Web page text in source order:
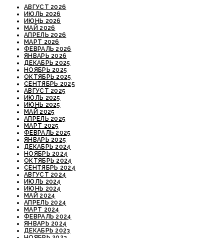
АВГУСТ 2026
ИЮЛЬ 2026
ИЮНЬ 2026
МАЙ 2026
АПРЕЛЬ 2026
МАРТ 2026
ФЕВРАЛЬ 2026
ЯНВАРЬ 2026
ДЕКАБРЬ 2025
НОЯБРЬ 2025
ОКТЯБРЬ 2025
СЕНТЯБРЬ 2025
АВГУСТ 2025
ИЮЛЬ 2025
ИЮНЬ 2025
МАЙ 2025
АПРЕЛЬ 2025
МАРТ 2025
ФЕВРАЛЬ 2025
ЯНВАРЬ 2025
ДЕКАБРЬ 2024
НОЯБРЬ 2024
ОКТЯБРЬ 2024
СЕНТЯБРЬ 2024
АВГУСТ 2024
ИЮЛЬ 2024
ИЮНЬ 2024
МАЙ 2024
АПРЕЛЬ 2024
МАРТ 2024
ФЕВРАЛЬ 2024
ЯНВАРЬ 2024
ДЕКАБРЬ 2023